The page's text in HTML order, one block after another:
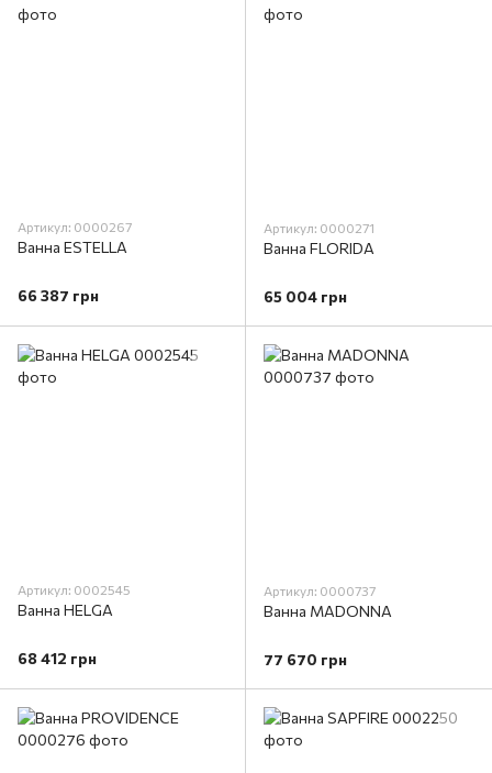
Артикул: 0000267
Ванна ESTELLA
66 387 грн
Артикул: 0000271
Ванна FLORIDA
65 004 грн
Артикул: 0002545
Ванна HELGA
68 412 грн
Артикул: 0000737
Ванна MADONNA
77 670 грн